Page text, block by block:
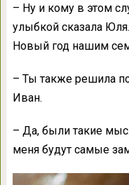
– Ну и кому в этом
улыбкой сказала
Новый год нашим
– Ты также решила
Иван.
– Да, были такие
меня будут самые